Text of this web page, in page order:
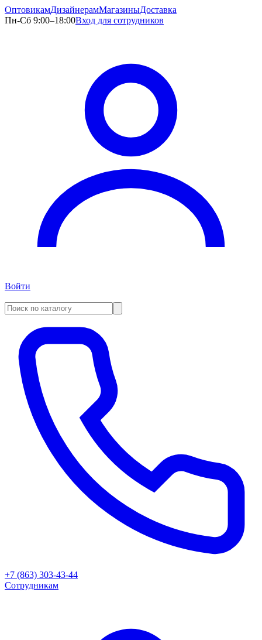
ОптовикамДизайнерамМагазиныДоставка
Пн-Сб 9:00–18:00Вход для сотрудников
Войти
+7 (863) 303-43-44
Сотрудникам